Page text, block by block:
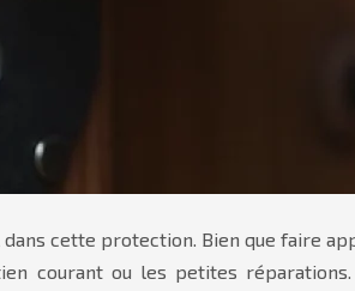
cette protection. Bien que faire
courant ou les petites